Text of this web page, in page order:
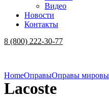
Видео
Новости
Контакты
Menu
8 (800) 222-30-77
HomeОправыОправы
Lacoste